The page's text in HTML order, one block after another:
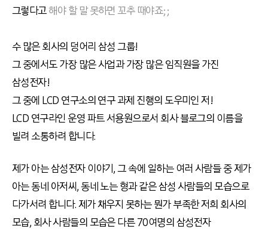
그렇다고해야 할 말 못하면 꼬추 때야죠;;
수 많은 회사의 덩어리 삼성 그룹!
그 중에서도 가장 많은 사업과 가장 많은 임직원을 가진
삼성전자!
그 중에 LCD 연구소의 연구 과제 진행의 도우미인 저!
LCD 연구라인 운영 파트 서용원으로서 회사 블로그의 이름을
빌려 소통하려 합니다.
제가 아는 삼성전자 이야기, 그 속에 일하는 여러 사람들 중 제가
아는 동네 아저씨, 동네 노는 형과 같은 삼성 사람들의 모습으로
다가서려 합니다. 제가 채우지 못하는 뭔가 부족한 저희 회사의
모습, 회사 사람들의 모습은 다른 70여명의 삼성전자